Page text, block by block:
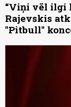
“Viņi vēl ilgi
Rajevskis
"Pitbull"